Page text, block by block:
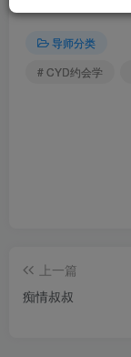
导师分类
# CYD约会学
上一篇
痴情叔叔